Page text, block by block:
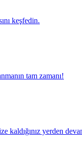
keşfedin.
tam zamanı!
kaldığınız yerden